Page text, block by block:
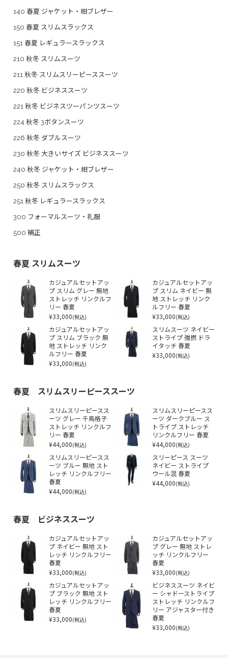
140 春夏 ジャケット・紺ブレザー
150 春夏 スリムスラックス
151 春夏 レギュラースラックス
210 秋冬 スリムスーツ
211 秋冬 スリムスリーピーススーツ
220 秋冬 ビジネススーツ
221 秋冬 ビジネスツーパンツスーツ
224 秋冬 3ボタンスーツ
226 秋冬 ダブルスーツ
230 秋冬 大きいサイズ ビジネススーツ
240 秋冬 ジャケット・紺ブレザー
250 秋冬 スリムスラックス
251 秋冬 レギュラースラックス
300 フォーマルスーツ・礼服
500 補正
春夏 スリムスーツ
カジュアルセットアッ
プ スリム グレー 無地
ストレッチ リンクルフ
リー 春夏
¥33,000(税込)
カジュアルセットアッ
プ スリム ネイビー 無
地 ストレッチ リンク
ルフリー 春夏
¥33,000(税込)
カジュアルセットアッ
プ スリム ブラック 無
地 ストレッチ リンク
ルフリー 春夏
¥33,000(税込)
スリムスーツ ネイビー
ストライプ 強撚 ドラ
イタッチ 春夏
¥33,000(税込)
春夏 スリムスリーピーススーツ
スリムスリーピースス
ーツ グレー 千鳥格子
ストレッチ リンクルフ
リー 春夏
¥44,000(税込)
スリムスリーピースス
ーツ ダークブルー ス
トライプ ストレッチ
リンクルフリー 春夏
¥44,000(税込)
スリムスリーピースス
ーツ ブルー 無地 スト
レッチ リンクルフリー
春夏
¥44,000(税込)
スリーピース スーツ
ネイビー ストライプ
ウール混 春夏
¥44,000(税込)
春夏 ビジネススーツ
カジュアルセットアッ
プ ネイビー 無地 スト
レッチ リンクルフリー
春夏
¥33,000(税込)
カジュアルセットアッ
プ グレー 無地 ストレ
ッチ リンクルフリー
春夏
¥33,000(税込)
カジュアルセットアッ
プ ブラック 無地 スト
レッチ リンクルフリー
春夏
¥33,000(税込)
ビジネススーツ ネイビ
ー シャドーストライプ
ストレッチ リンクルフ
リー アジャスター付き
春夏
¥33,000(税込)